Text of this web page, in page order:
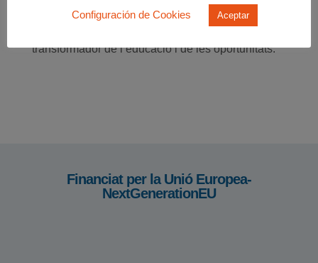
completar els seus estudis i construir el seu propi
transformador de l’educació i de les oportunitats.
Financiat per la Unió Europea-
NextGenerationEU
Configuración de Cookies
Aceptar